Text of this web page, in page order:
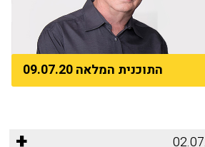
התוכנית המלאה 09.07.20